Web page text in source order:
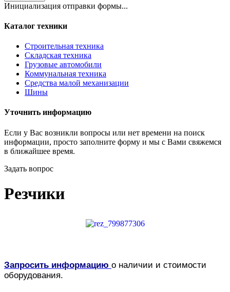
Инициализация отправки формы...
Каталог техники
Строительная техника
Складская техника
Грузовые автомобили
Коммунальная техника
Средства малой механизации
Шины
Уточнить информацию
Если у Вас возникли вопросы или нет времени на поиск
информации, просто заполните форму и мы с Вами свяжемся
в ближайшее время.
Задать вопрос
Резчики
Запросить информацию о наличии и стоимости
оборудования.